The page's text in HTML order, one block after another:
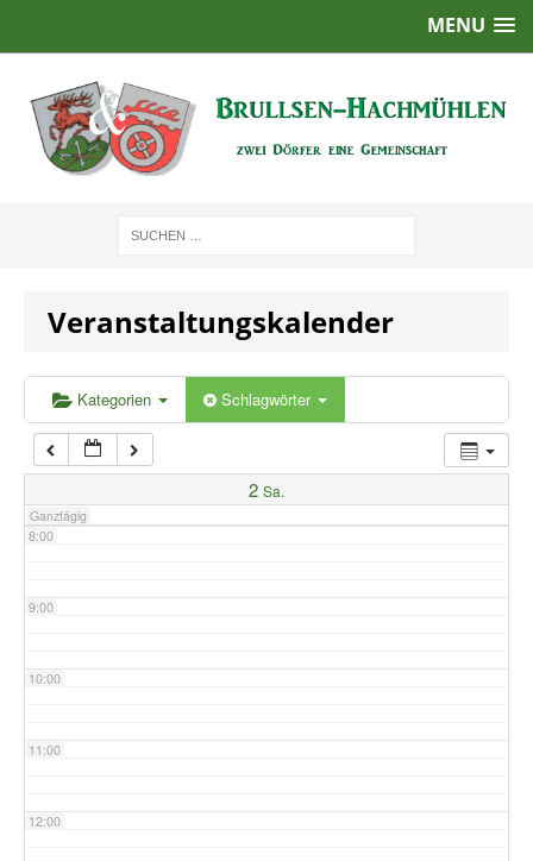
MENU
Veranstaltungskalender
Kategorien Schlagwörter
2 Sa.
Ganztägig
2:00
5:00
6:00
7:00
8:00
9:00
10:00
11:00
12:00